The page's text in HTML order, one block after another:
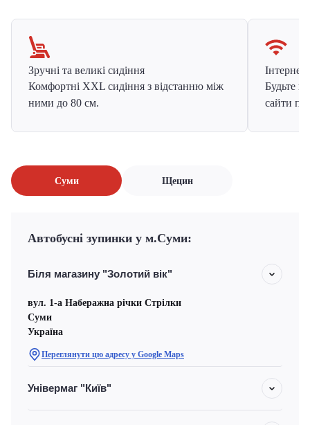
Зручні та великі сидіння
Комфортні XXL сидіння з відстанню між
ними до 80 см.
Інтернет
Будьте
сайти
Суми Щецин
Автобусні зупинки у м.Суми:
Біля магазину "Золотий вік"
вул. 1-а Наберажна річки Стрілки
Суми
Україна
Переглянути цю адресу у Google Maps
Універмаг "Київ"